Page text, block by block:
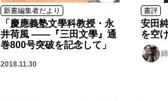
新書編集者だより
「慶應義塾文學科教授・永
井荷風 ――『三田文學』通
巻800号突破を記念して」
2018.11.30
書評
安田
を空